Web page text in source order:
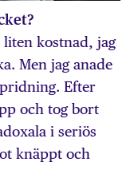
kostnad, jag
Men jag anade
Efter
och tog bort
i seriös
knäppt och